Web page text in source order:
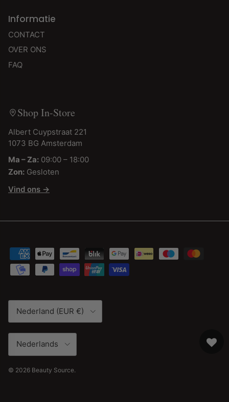
Informatie
CONTACT
OVER ONS
FAQ
Shop In-Store
Albert Cuypstraat 221
1073 BG Amsterdam
Ma – Za: 09:00 – 18:00
Zon: Gesloten
Vind ons →
Land/Regio
Nederland (EUR €)
Taal
Nederlands
© 2026 Beauty Source.